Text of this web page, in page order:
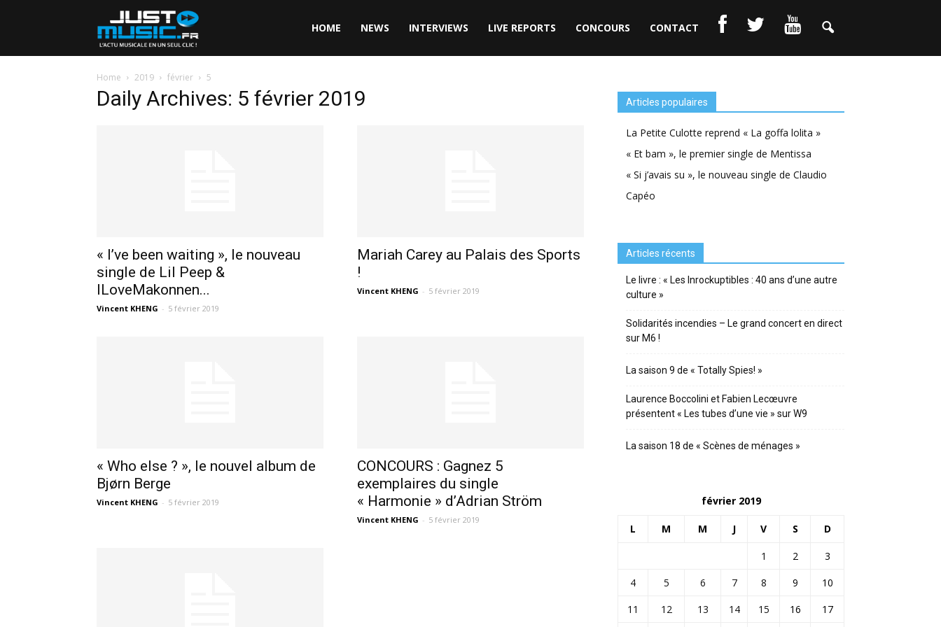
HOME NEWS INTERVIEWS LIVE REPORTS CONCOURS CONTACT
Home 2019 février 5
Daily Archives: 5 février 2019
« I’ve been waiting », le nouveau
single de Lil Peep &
ILoveMakonnen...
Vincent KHENG - 5 février 2019
Mariah Carey au Palais des Sports
!
Vincent KHENG - 5 février 2019
« Who else ? », le nouvel album de
Bjørn Berge
Vincent KHENG - 5 février 2019
CONCOURS : Gagnez 5
exemplaires du single
« Harmonie » d’Adrian Ström
Vincent KHENG - 5 février 2019
Articles populaires
La Petite Culotte reprend « La goffa lolita »
« Et bam », le premier single de Mentissa
« Si j’avais su », le nouveau single de Claudio
Capéo
Articles récents
Le livre : « Les Inrockuptibles : 40 ans d’une autre
culture »
Solidarités incendies – Le grand concert en direct
sur M6 !
La saison 9 de « Totally Spies! »
Laurence Boccolini et Fabien Lecœuvre
présentent « Les tubes d’une vie » sur W9
La saison 18 de « Scènes de ménages »
février 2019
L M M J V S D
1 2
3
4
5 6 7 8 9
10
11
12 13 14 15 16 17